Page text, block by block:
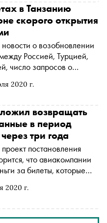
в начале лета. Это
билеты стоят тем
2020 г.
в Танзанию
скорого открытия
о возобновлении
Россией, Турцией,
число запросов о
Aviasales
2020 г.
возвращать
в период
три года
постановления
что авиакомпании
за билеты, которые
на